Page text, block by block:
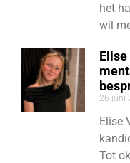
het
wil
26 juni
Elise
Tot